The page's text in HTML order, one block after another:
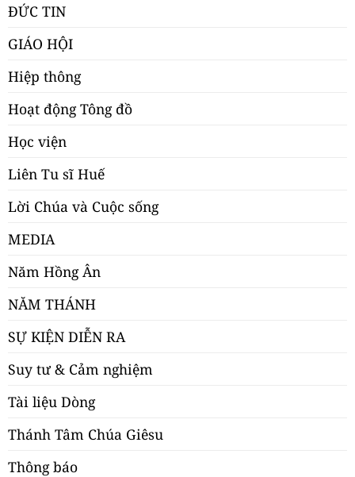
ĐỨC TIN
GIÁO HỘI
Hiệp thông
Hoạt động Tông đồ
Học viện
Liên Tu sĩ Huế
Lời Chúa và Cuộc sống
MEDIA
Năm Hồng Ân
NĂM THÁNH
SỰ KIỆN DIỄN RA
Suy tư & Cảm nghiệm
Tài liệu Dòng
Thánh Tâm Chúa Giêsu
Thông báo